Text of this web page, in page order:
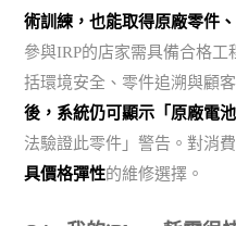
術訓練，也能取得原廠零件
參與IRP的店家需具備合格
括環境安全、零件追溯與顧
後，系統仍可顯示「原廠電池
法驗證此零件」警告。對消
具價格彈性的維修選擇。